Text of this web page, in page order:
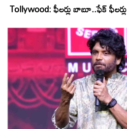
Tollywood: ఫీలర్లు బాబూ..ఫేక్ ఫీలర్లు